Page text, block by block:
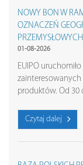
NOWY BON W
OZNACZEŃ
PRZEMYSŁOWYCH
01-08-2026
EUIPO
produktów. Od 30
Czytaj dalej